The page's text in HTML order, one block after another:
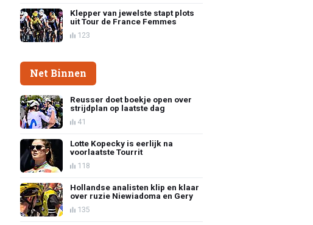
Klepper van jewelste stapt plots
uit Tour de France Femmes
123
Net Binnen
Reusser doet boekje open over
strijdplan op laatste dag
41
Lotte Kopecky is eerlijk na
voorlaatste Tourrit
118
Hollandse analisten klip en klaar
over ruzie Niewiadoma en Gery
135